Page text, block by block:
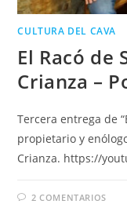
CULTURA DEL CAVA
El Racó de
Crianza –
Tercera entrega de
propietario y
Crianza. https://
2 COMENTARIOS